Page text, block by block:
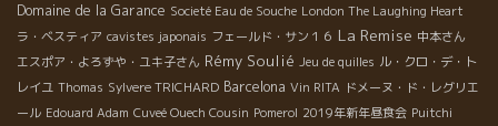
Domaine de la Garance Societé Eau de Souche London The Laughing Heart
ラ・ベスティア cavistes japonais フェールド・サン１６ La Remise 中本さん
エスポア・よろずや・ユキ子さん Rémy Soulié Jeu de quilles ル・クロ・デ・ト
レイユ Thomas Sylvere TRICHARD Barcelona Vin RITA ドメーヌ・ド・レグリエ
ール Edouard Adam Cuveé Ouech Cousin Pomerol 2019年新年昼食会 Puitchi